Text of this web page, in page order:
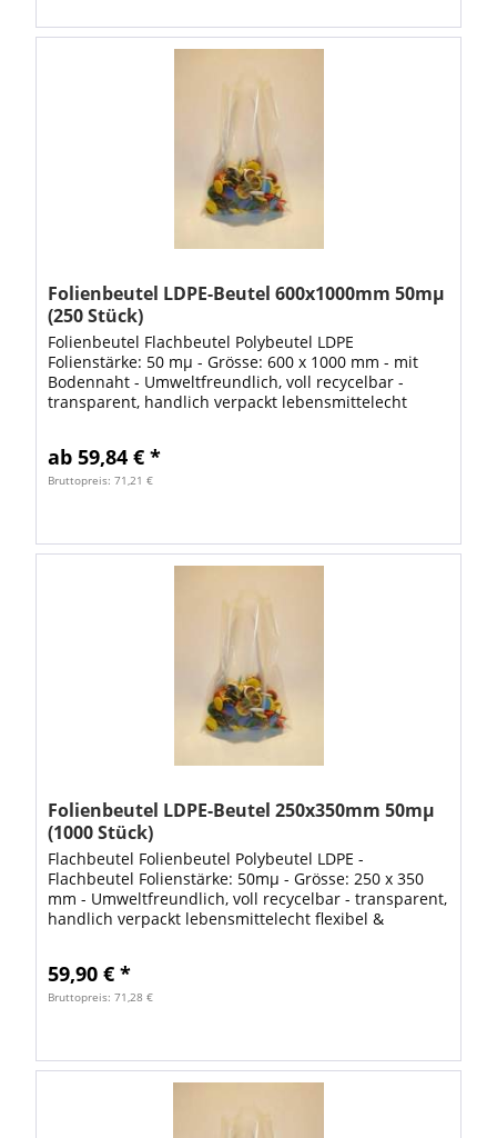
Folienbeutel LDPE-Beutel 600x1000mm 50mµ
(250 Stück)
Folienbeutel Flachbeutel Polybeutel LDPE
Folienstärke: 50 mµ - Grösse: 600 x 1000 mm - mit
Bodennaht - Umweltfreundlich, voll recycelbar -
transparent, handlich verpackt lebensmittelecht
ab 59,84 € *
Bruttopreis: 71,21 €
Folienbeutel LDPE-Beutel 250x350mm 50mµ
(1000 Stück)
Flachbeutel Folienbeutel Polybeutel LDPE -
Flachbeutel Folienstärke: 50mµ - Grösse: 250 x 350
mm - Umweltfreundlich, voll recycelbar - transparent,
handlich verpackt lebensmittelecht flexibel &
59,90 € *
Bruttopreis: 71,28 €